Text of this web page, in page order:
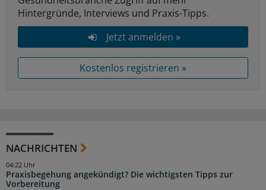
Hintergründe, Interviews und Praxis-Tipps.
Jetzt anmelden »
Kostenlos registrieren »
NACHRICHTEN
Praxisbegehung angekündigt? Die wichtigsten Tipps zur
Vorbereitung
04:22 Uhr